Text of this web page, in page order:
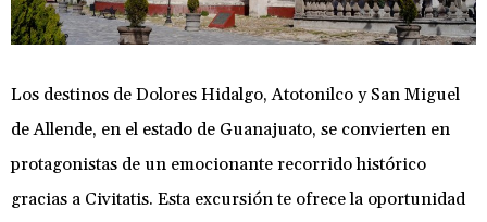
Los destinos de Dolores Hidalgo, Atotonilco y San Miguel
de Allende, en el estado de Guanajuato, se convierten en
protagonistas de un emocionante recorrido histórico
gracias a Civitatis. Esta excursión te ofrece la oportunidad